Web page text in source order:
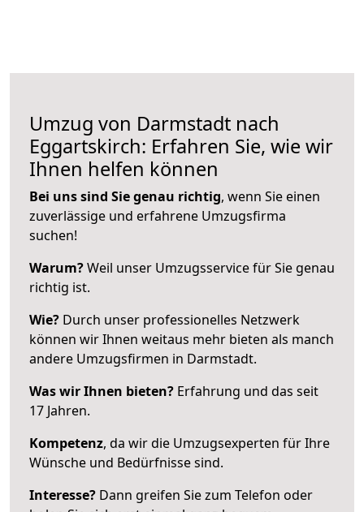
Umzug von Darmstadt nach
Eggartskirch: Erfahren Sie, wie wir
Ihnen helfen können
Bei uns sind Sie genau richtig, wenn Sie einen
zuverlässige und erfahrene Umzugsfirma
suchen!
Warum?Weil unser Umzugsservice für Sie genau
richtig ist.
Wie? Durch unser professionelles Netzwerk
können wir Ihnen weitaus mehr bieten als manch
andere Umzugsfirmen in Darmstadt.
Was wir Ihnen bieten? Erfahrung und das seit
17 Jahren.
Kompetenz, da wir die Umzugsexperten für Ihre
Wünsche und Bedürfnisse sind.
Interesse? Dann greifen Sie zum Telefon oder